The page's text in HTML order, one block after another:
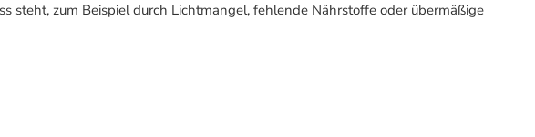
steht, zum Beispiel durch Lichtmangel, fehlende Nährstoffe oder übermäßige